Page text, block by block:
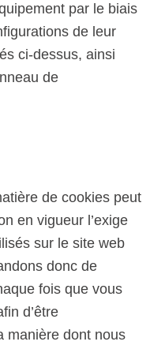
par le biais
de leur
ci-dessus, ainsi
de
de cookies peut
en vigueur l’exige
sur le site web
donc de
fois que vous
d’être
manière dont nous